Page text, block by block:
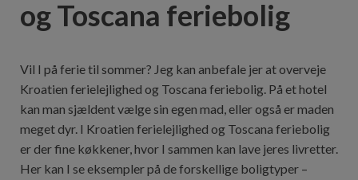
og Toscana feriebolig
Vil I på ferie til sommer? Jeg kan anbefale jer at overveje
Kroatien ferielejlighed og Toscana feriebolig. På et hotel
kan man sjældent vælge sin egen mad, eller også er maden
meget dyr. I Kroatien ferielejlighed og Toscana feriebolig
er der fine køkkener, hvor I sammen kan lave jeres livretter.
Her kan I se eksempler på de forskellige boligtyper –